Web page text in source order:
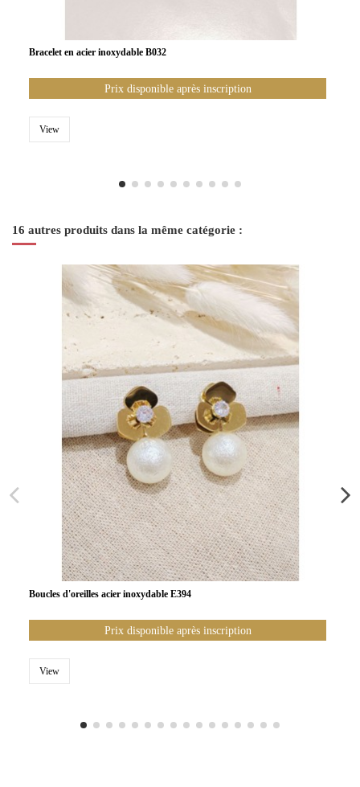
Bracelet en acier inoxydable B032
Prix disponible après inscription
View
16 autres produits dans la même catégorie :
Boucles d'oreilles acier inoxydable E394
Prix disponible après inscription
View